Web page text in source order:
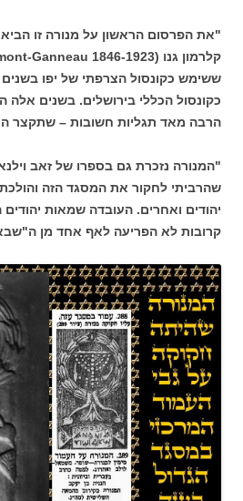
"את הפרסום הראשון על מנורה זו
כקונסול הכללי בירושלים. בשנים אלה
הרבה מאד תגליות חשובות – שתקצר
שהרביתי לחקור את המסגד הזה
יהודים ואחרים. העובדה שמאות
קרובות לא הפריעה לאף אחד מן